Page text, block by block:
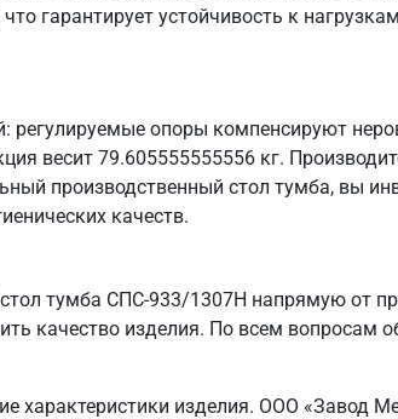
гарантирует устойчивость к
опоры компенсируют
весит 79.605555555556 кг.
производственный стол тумба, вы
качеств.
тумба СПС-933/1307Н напрямую от
качество изделия. По всем вопросам
характеристики изделия. ООО «Завод